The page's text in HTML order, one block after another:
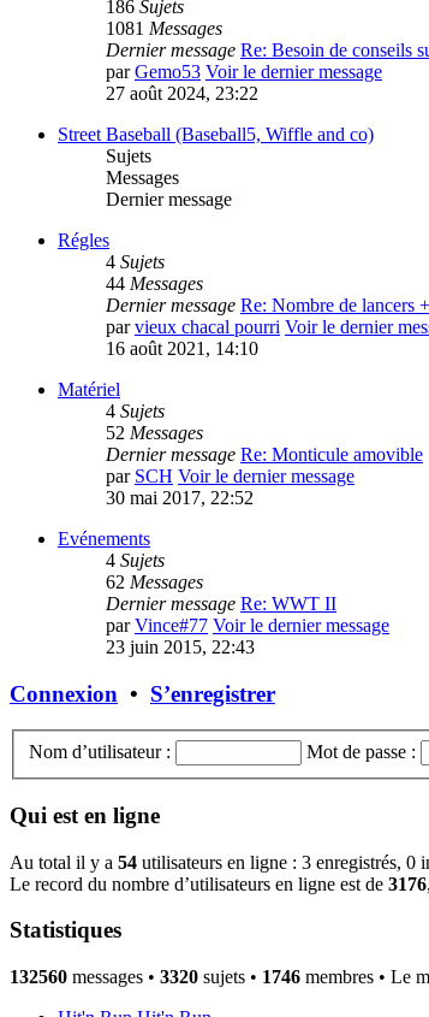
186 Sujets
1081 Messages
Dernier message Re: Besoin de conseils
parGemo53 Voir le dernier message
27 août 2024, 23:22
Street Baseball (Baseball5, Wiffle and co)
Sujets
Messages
Dernier message
Régles
4 Sujets
44 Messages
Dernier message Re: Nombre de lancers
parvieux chacal pourri Voir le dernier
16 août 2021, 14:10
Matériel
4 Sujets
52 Messages
Dernier message Re: Monticule amovible
par SCH Voir le dernier message
30 mai 2017, 22:52
Evénements
4 Sujets
62 Messages
Dernier message Re: WWT II
parVince#77 Voir le dernier message
23 juin 2015, 22:43
Connexion • S’enregistrer
Nom d’utilisateur : Mot de passe :
Qui est en ligne
Au total il y a 54 utilisateurs en ligne : 3 enregistrés, 0
Le record du nombre d’utilisateurs en ligne est de 3176
Statistiques
132560 messages • 3320 sujets • 1746 membres • Le